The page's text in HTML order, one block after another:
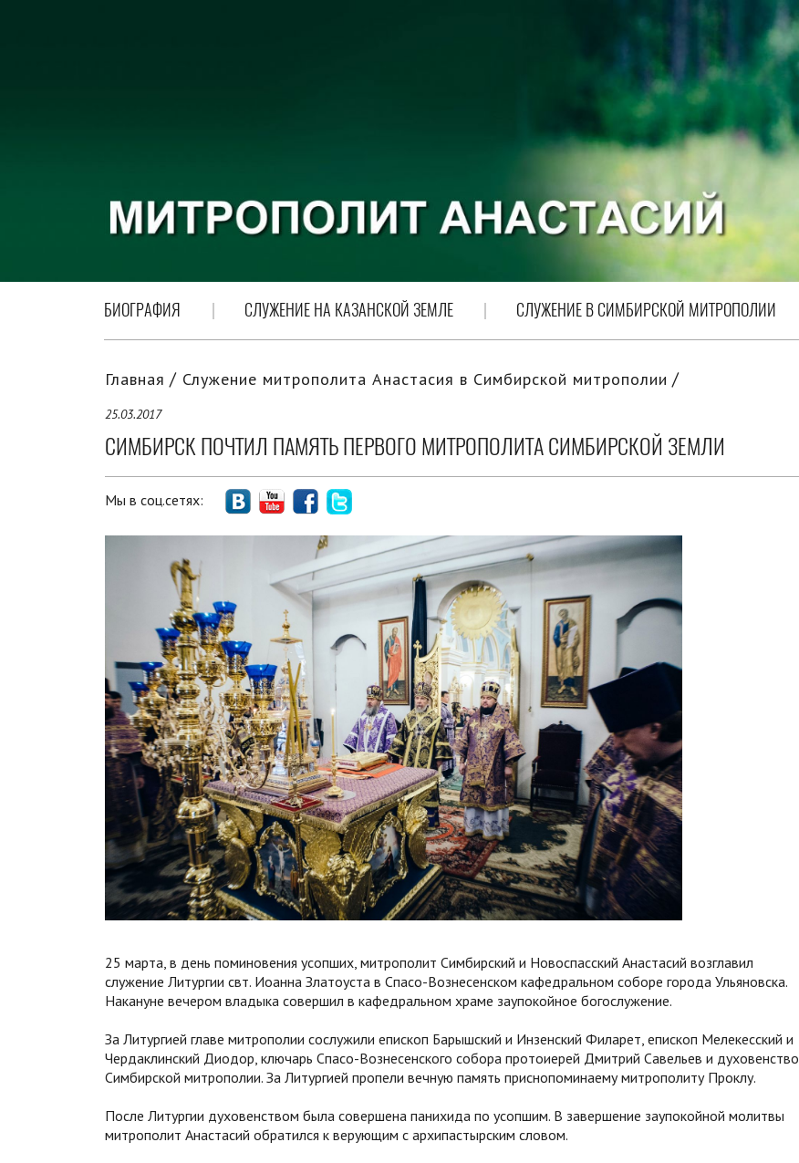
БИОГРАФИЯ СЛУЖЕНИЕ НА КАЗАНСКОЙ ЗЕМЛЕ СЛУЖЕНИЕ В СИМБИРСКОЙ МИТРОПОЛИИ
Главная Служение митрополита Анастасия в Симбирской митрополии
25.03.2017
СИМБИРСК ПОЧТИЛ ПАМЯТЬ ПЕРВОГО МИТРОПОЛИТА СИМБИРСКОЙ ЗЕМЛИ
Мы в соц.сетях:
25 марта, в день поминовения усопших, митрополит Симбирский и Новоспасский Анастасий возглавил
служение Литургии свт. Иоанна Златоуста в Спасо-Вознесенском кафедральном соборе города Ульяновска.
Накануне вечером владыка совершил в кафедральном храме заупокойное богослужение.
За Литургией главе митрополии сослужили епископ Барышский и Инзенский Филарет, епископ Мелекесский и
Чердаклинский Диодор, ключарь Спасо-Вознесенского собора протоиерей Дмитрий Савельев и духовенство
Симбирской митрополии. За Литургией пропели вечную память приснопоминаему митрополиту Проклу.
После Литургии духовенством была совершена панихида по усопшим. В завершение заупокойной молитвы
митрополит Анастасий обратился к верующим с архипастырским словом.